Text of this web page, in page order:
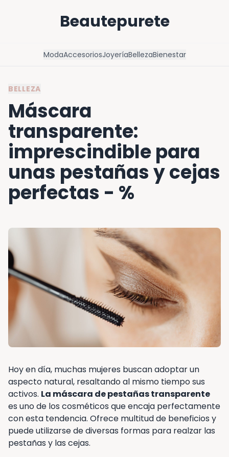
Beautepurete
ModaAccesoriosJoyeríaBellezaBienestar
BELLEZA
Máscara
transparente:
imprescindible para
unas pestañas y cejas
perfectas - %
Hoy en día, muchas mujeres buscan adoptar un
aspecto natural, resaltando al mismo tiempo sus
activos. La máscara de pestañas transparente
es uno de los cosméticos que encaja perfectamente
con esta tendencia. Ofrece multitud de beneficios y
puede utilizarse de diversas formas para realzar las
pestañas y las cejas.